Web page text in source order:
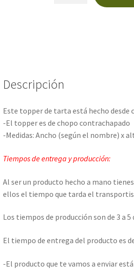
Descripción
Este topper de tarta está hecho
-El topper es de chopo contrachapado
-Medidas: Ancho (según el nombre) x
Tiempos de entrega y producción:
Al ser un producto hecho a mano
ellos el tiempo que tarda el
Los tiempos de producción son de 3 a 5
El tiempo de entrega del producto es
-El producto que te vamos a enviar